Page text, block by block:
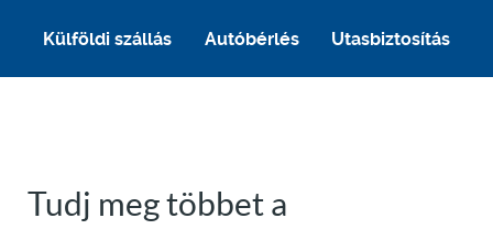
Külföldi szállás Autóbérlés Utasbiztosítás
Tudj meg többet a